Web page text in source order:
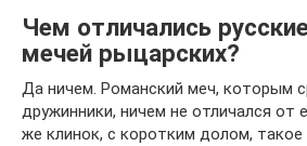
Чем отличались
мечей рыцарских?
Да ничем. Романский меч, которым
дружинники, ничем не отличался от
же клинок, с коротким долом,